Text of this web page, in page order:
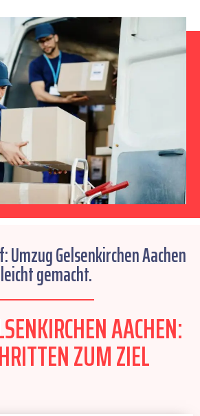
Umzug Gelsenkirchen Aachen
leicht gemacht.
AACHEN:
ZUM ZIEL